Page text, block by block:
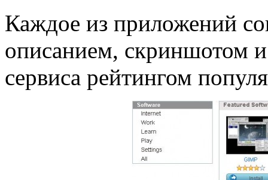
Каждое из приложений
описанием, скриншотом
сервиса рейтингом